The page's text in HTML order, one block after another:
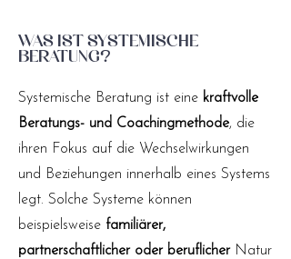
Was ist systemische
beratung?
Systemische Beratung ist eine kraftvolle
Beratungs- und Coachingmethode, die
ihren Fokus auf die Wechselwirkungen
und Beziehungen innerhalb eines Systems
legt. Solche Systeme können
beispielsweise familiärer,
partnerschaftlicher oder beruflicherNatur